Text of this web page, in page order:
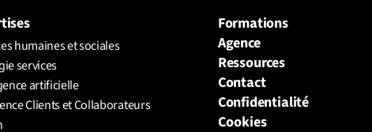
humaines et sociales
services
artificielle
Clients et Collaborateurs
Formations
Agence
Ressources
Contact
Confidentialité
Cookies